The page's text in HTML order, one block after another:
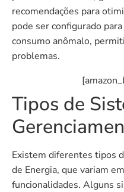
recomendações para
pode ser configurado
consumo anômalo,
problemas.
Tipos de
Existem diferentes tipos
de Energia, que variam
funcionalidades. Alguns